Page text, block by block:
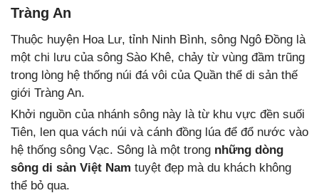
Tràng An
Thuộc huyện Hoa Lư, tỉnh Ninh Bình, sông Ngô Đồng là
một chi lưu của sông Sào Khê, chảy từ vùng đầm trũng
trong lòng hệ thống núi đá vôi của Quần thể di sản thế
giới Tràng An.
Khởi nguồn của nhánh sông này là từ khu vực đền suối
Tiên, len qua vách núi và cánh đồng lúa để đổ nước vào
hệ thống sông Vạc. Sông là một trong những dòng
sông di sản Việt Nam tuyệt đẹp mà du khách không
thể bỏ qua.